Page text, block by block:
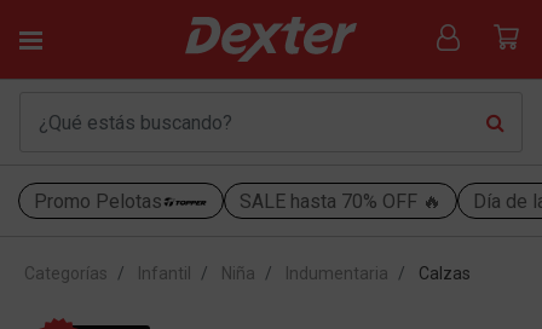
Promo Pelotas SALE hasta 70% OFF 🔥 Día de
Categorías Infantil Niña Indumentaria Calzas